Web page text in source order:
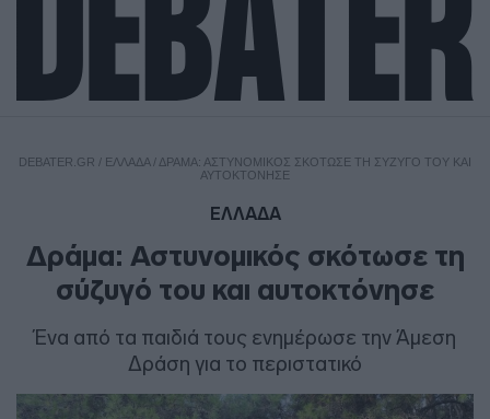
DEBATER.GR / ΕΛΛΑΔΑ/ ΔΡΆΜΑ: ΑΣΤΥΝΟΜΙΚΌΣ ΣΚΌΤΩΣΕ ΤΗ ΣΎΖΥΓΌ ΤΟΥ ΚΑΙ
ΑΥΤΟΚΤΌΝΗΣΕ
ΕΛΛΑΔΑ
Δράμα: Αστυνομικός σκότωσε τη
σύζυγό του και αυτοκτόνησε
Ένα από τα παιδιά τους ενημέρωσε την Άμεση
Δράση για το περιστατικό